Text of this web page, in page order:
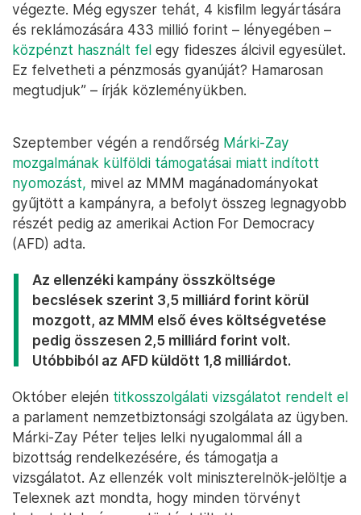
végezte. Még egyszer tehát, 4 kisfilm legyártására
és reklámozására 433 millió forint – lényegében –
közpénzt használt fel egy fideszes álcivil egyesület.
Ez felvetheti a pénzmosás gyanúját? Hamarosan
megtudjuk” – írják közleményükben.
Szeptember végén a rendőrség Márki-Zay
mozgalmának külföldi támogatásai miatt indított
nyomozást, mivel az MMM magánadományokat
gyűjtött a kampányra, a befolyt összeg legnagyobb
részét pedig az amerikai Action For Democracy
(AFD) adta.
Az ellenzéki kampány összköltsége
becslések szerint 3,5 milliárd forint körül
mozgott, az MMM első éves költségvetése
pedig összesen 2,5 milliárd forint volt.
Utóbbiból az AFD küldött 1,8 milliárdot.
Október elején titkosszolgálati vizsgálatot rendelt el
a parlament nemzetbiztonsági szolgálata az ügyben.
Márki-Zay Péter teljes lelki nyugalommal áll a
bizottság rendelkezésére, és támogatja a
vizsgálatot. Az ellenzék volt miniszterelnök-jelöltje a
Telexnek azt mondta, hogy minden törvényt